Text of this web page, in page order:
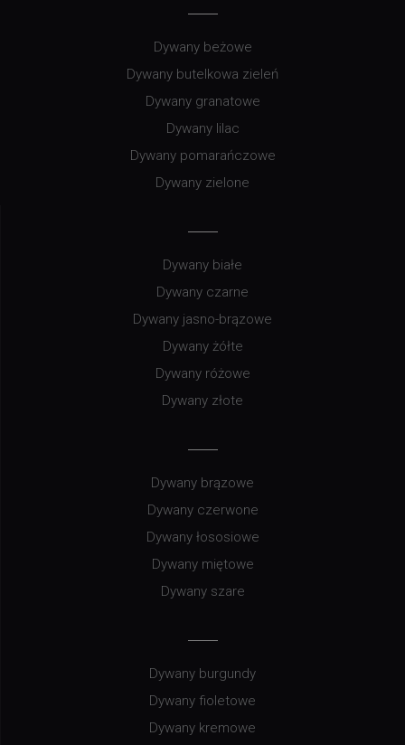
Dywany beżowe
Dywany butelkowa zieleń
Dywany granatowe
Dywany lilac
Dywany pomarańczowe
Dywany zielone
Dywany białe
Dywany czarne
Dywany jasno-brązowe
Dywany żółte
Dywany różowe
Dywany złote
Dywany brązowe
Dywany czerwone
Dywany łososiowe
Dywany miętowe
Dywany szare
Dywany burgundy
Dywany fioletowe
Dywany kremowe